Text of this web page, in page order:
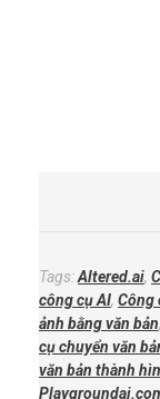
Tags:Altered.ai,
công cụ AI, Công
ảnh bằng văn bản,
cụ chuyển văn
văn bản thành